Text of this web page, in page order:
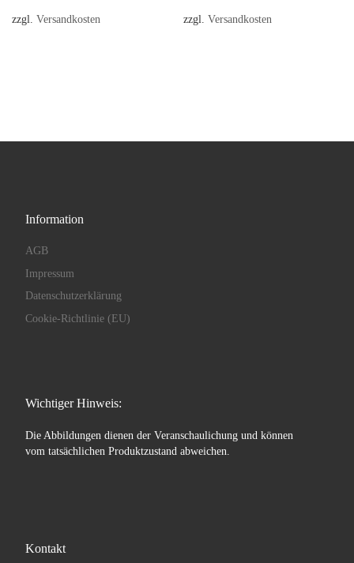
zzgl. Versandkosten zzgl.Versandkosten
Information
AGB
Impressum
Datenschutzerklärung
Cookie-Richtlinie (EU)
Wichtiger Hinweis:
Die Abbildungen dienen der Veranschaulichung und können
vom tatsächlichen Produktzustand abweichen.
Kontakt